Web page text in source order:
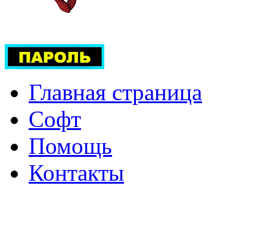
Главная страница
Софт
Помощь
Контакты